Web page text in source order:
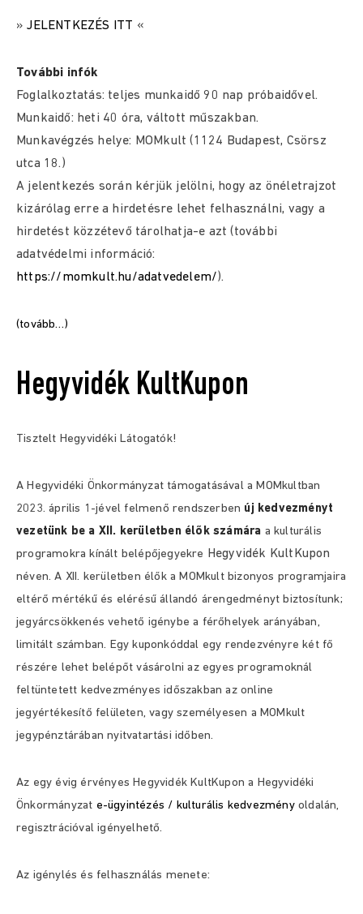
»JELENTKEZÉS ITT «
További infók
Foglalkoztatás: teljes munkaidő 90 nap próbaidővel.
Munkaidő: heti 40 óra, váltott műszakban.
Munkavégzés helye: MOMkult (1124 Budapest, Csörsz
utca 18.)
A jelentkezés során kérjük jelölni, hogy az önéletrajzot
kizárólag erre a hirdetésre lehet felhasználni, vagy a
hirdetést közzétevő tárolhatja-e azt (további
adatvédelmi információ:
https://momkult.hu/adatvedelem/).
(tovább…)
Hegyvidék KultKupon
Tisztelt Hegyvidéki Látogatók!
A Hegyvidéki Önkormányzat támogatásával a MOMkultban
2023. április 1-jével felmenő rendszerben új kedvezményt
vezetünk be a XII. kerületben élők számára a kulturális
programokra kínált belépőjegyekre Hegyvidék KultKupon
néven. A XII. kerületben élők a MOMkult bizonyos programjaira
eltérő mértékű és elérésű állandó árengedményt biztosítunk;
jegyárcsökkenés vehető igénybe a férőhelyek arányában,
limitált számban. Egy kuponkóddal egy rendezvényre két fő
részére lehet belépőt vásárolni az egyes programoknál
feltüntetett kedvezményes időszakban az online
jegyértékesítő felületen, vagy személyesen a MOMkult
jegypénztárában nyitvatartási időben.
Az egy évig érvényes Hegyvidék KultKupon a Hegyvidéki
Önkormányzat e-ügyintézés / kulturális kedvezményoldalán,
regisztrációval igényelhető.
Az igénylés és felhasználás menete: